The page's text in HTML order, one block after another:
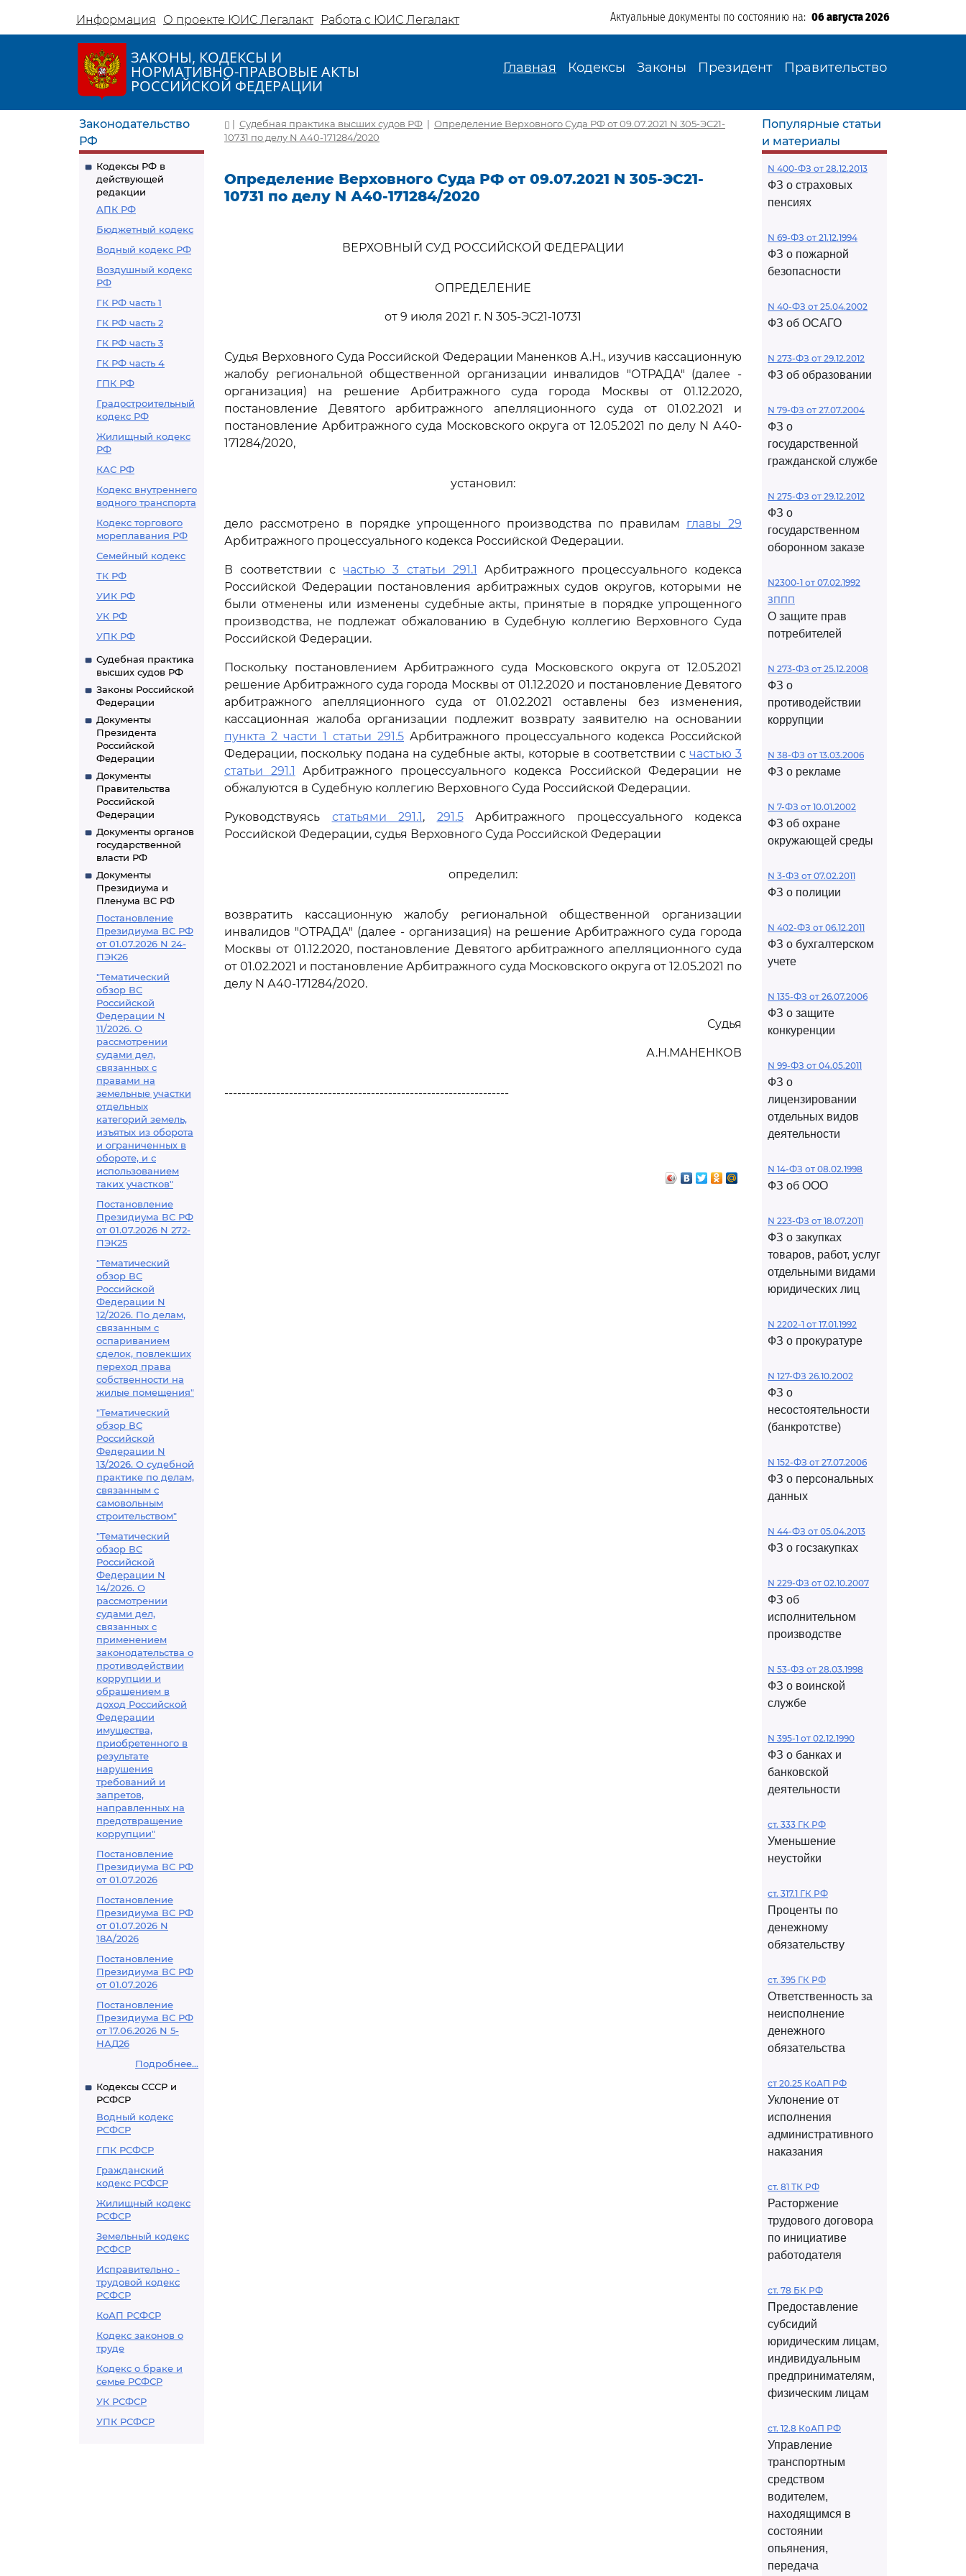
Информация О проекте ЮИС Легалакт Работа с ЮИС Легалакт Актуальные документы по состоянию на: 06 августа 2026
ЗАКОНЫ, КОДЕКСЫ И
НОРМАТИВНО-ПРАВОВЫЕ АКТЫ
РОССИЙСКОЙ ФЕДЕРАЦИИ
Главная Кодексы Законы Президент Правительство
Законодательство
РФ
Кодексы РФ в
действующей
редакции
АПК РФ
Бюджетный кодекс
Водный кодекс РФ
Воздушный кодекс
РФ
ГК РФ часть 1
ГК РФ часть 2
ГК РФ часть 3
ГК РФ часть 4
ГПК РФ
Градостроительный
кодекс РФ
Жилищный кодекс
РФ
КАС РФ
Кодекс внутреннего
водного транспорта
Кодекс торгового
мореплавания РФ
Семейный кодекс
ТК РФ
УИК РФ
УК РФ
УПК РФ
Судебная практика
высших судов РФ
Законы Российской
Федерации
Документы
Президента
Российской
Федерации
Документы
Правительства
Российской
Федерации
Документы органов
государственной
власти РФ
Документы
Президиума и
Пленума ВС РФ
Постановление
Президиума ВС РФ
от 01.07.2026 N 24-
ПЭК26
"Тематический
обзор ВС
Российской
Федерации N
11/2026. О
рассмотрении
судами дел,
связанных с
правами на
земельные участки
отдельных
категорий земель,
изъятых из оборота
и ограниченных в
обороте, и с
использованием
таких участков"
Постановление
Президиума ВС РФ
от 01.07.2026 N 272-
ПЭК25
"Тематический
обзор ВС
Российской
Федерации N
12/2026. По делам,
связанным с
оспариванием
сделок, повлекших
переход права
собственности на
жилые помещения"
"Тематический
обзор ВС
Российской
Федерации N
13/2026. О судебной
практике по делам,
связанным с
самовольным
строительством"
"Тематический
обзор ВС
Российской
Федерации N
14/2026. О
рассмотрении
судами дел,
связанных с
применением
законодательства о
противодействии
коррупции и
обращением в
доход Российской
Федерации
имущества,
приобретенного в
результате
нарушения
требований и
запретов,
направленных на
предотвращение
коррупции"
Постановление
Президиума ВС РФ
от 01.07.2026
Постановление
Президиума ВС РФ
от 01.07.2026 N
18А/2026
Постановление
Президиума ВС РФ
от 01.07.2026
Постановление
Президиума ВС РФ
от 17.06.2026 N 5-
НАД26
Подробнее...
Кодексы СССР и
РСФСР
Водный кодекс
РСФСР
ГПК РСФСР
Гражданский
кодекс РСФСР
Жилищный кодекс
РСФСР
Земельный кодекс
РСФСР
Исправительно -
трудовой кодекс
РСФСР
КоАП РСФСР
Кодекс законов о
труде
Кодекс о браке и
семье РСФСР
УК РСФСР
УПК РСФСР
| Судебная практика высших судов РФ | Определение Верховного Суда РФ от 09.07.2021 N 305-ЭС21-
10731 по делу N А40-171284/2020
Определение Верховного Суда РФ от 09.07.2021 N 305-ЭС21-
10731 по делу N А40-171284/2020
ВЕРХОВНЫЙ СУД РОССИЙСКОЙ ФЕДЕРАЦИИ
ОПРЕДЕЛЕНИЕ
от 9 июля 2021 г. N 305-ЭС21-10731
Судья Верховного Суда Российской Федерации Маненков А.Н., изучив кассационную
жалобу региональной общественной организации инвалидов "ОТРАДА" (далее -
организация) на решение Арбитражного суда города Москвы от 01.12.2020,
постановление Девятого арбитражного апелляционного суда от 01.02.2021 и
постановление Арбитражного суда Московского округа от 12.05.2021 по делу N А40-
171284/2020,
установил:
дело рассмотрено в порядке упрощенного производства по правилам главы 29
Арбитражного процессуального кодекса Российской Федерации.
В соответствии счастью 3 статьи 291.1 Арбитражного процессуального кодекса
Российской Федерации постановления арбитражных судов округов, которыми не
были отменены или изменены судебные акты, принятые в порядке упрощенного
производства, не подлежат обжалованию в Судебную коллегию Верховного Суда
Российской Федерации.
Поскольку постановлением Арбитражного суда Московского округа от 12.05.2021
решение Арбитражного суда города Москвы от 01.12.2020 и постановление Девятого
арбитражного апелляционного суда от 01.02.2021 оставлены без изменения,
кассационная жалоба организации подлежит возврату заявителю на основании
пункта 2 части 1 статьи 291.5 Арбитражного процессуального кодекса Российской
Федерации, поскольку подана на судебные акты, которые в соответствии с частью 3
статьи 291.1 Арбитражного процессуального кодекса Российской Федерации не
обжалуются в Судебную коллегию Верховного Суда Российской Федерации.
Руководствуясь статьями 291.1, 291.5Арбитражного процессуального кодекса
Российской Федерации, судья Верховного Суда Российской Федерации
определил:
возвратить кассационную жалобу региональной общественной организации
инвалидов "ОТРАДА" (далее - организация) на решение Арбитражного суда города
Москвы от 01.12.2020, постановление Девятого арбитражного апелляционного суда
от 01.02.2021 и постановление Арбитражного суда Московского округа от 12.05.2021 по
делу N А40-171284/2020.
Судья
А.Н.МАНЕНКОВ
------------------------------------------------------------------
Популярные статьи
и материалы
N 400-ФЗ от 28.12.2013
ФЗ о страховых
пенсиях
N 69-ФЗ от 21.12.1994
ФЗ о пожарной
безопасности
N 40-ФЗ от 25.04.2002
ФЗ об ОСАГО
N 273-ФЗ от 29.12.2012
ФЗ об образовании
N 79-ФЗ от 27.07.2004
ФЗ о
государственной
гражданской службе
N 275-ФЗ от 29.12.2012
ФЗ о
государственном
оборонном заказе
N2300-1 от 07.02.1992
ЗППП
О защите прав
потребителей
N 273-ФЗ от 25.12.2008
ФЗ о
противодействии
коррупции
N 38-ФЗ от 13.03.2006
ФЗ о рекламе
N 7-ФЗ от 10.01.2002
ФЗ об охране
окружающей среды
N 3-ФЗ от 07.02.2011
ФЗ о полиции
N 402-ФЗ от 06.12.2011
ФЗ о бухгалтерском
учете
N 135-ФЗ от 26.07.2006
ФЗ о защите
конкуренции
N 99-ФЗ от 04.05.2011
ФЗ о
лицензировании
отдельных видов
деятельности
N 14-ФЗ от 08.02.1998
ФЗ об ООО
N 223-ФЗ от 18.07.2011
ФЗ о закупках
товаров, работ, услуг
отдельными видами
юридических лиц
N 2202-1 от 17.01.1992
ФЗ о прокуратуре
N 127-ФЗ 26.10.2002
ФЗ о
несостоятельности
(банкротстве)
N 152-ФЗ от 27.07.2006
ФЗ о персональных
данных
N 44-ФЗ от 05.04.2013
ФЗ о госзакупках
N 229-ФЗ от 02.10.2007
ФЗ об
исполнительном
производстве
N 53-ФЗ от 28.03.1998
ФЗ о воинской
службе
N 395-1 от 02.12.1990
ФЗ о банках и
банковской
деятельности
ст. 333 ГК РФ
Уменьшение
неустойки
ст. 317.1 ГК РФ
Проценты по
денежному
обязательству
ст. 395 ГК РФ
Ответственность за
неисполнение
денежного
обязательства
ст 20.25 КоАП РФ
Уклонение от
исполнения
административного
наказания
ст. 81 ТК РФ
Расторжение
трудового договора
по инициативе
работодателя
ст. 78 БК РФ
Предоставление
субсидий
юридическим лицам,
индивидуальным
предпринимателям,
физическим лицам
ст. 12.8 КоАП РФ
Управление
транспортным
средством
водителем,
находящимся в
состоянии
опьянения,
передача